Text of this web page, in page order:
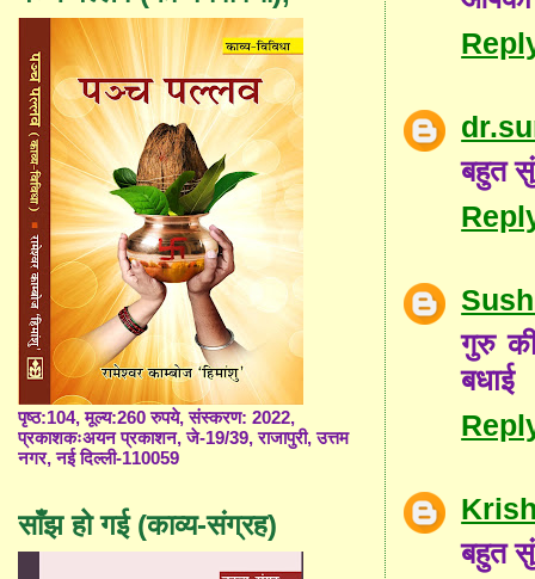
बहुत
गुरु की
बधाई
बहुत
पृष्ठ:104, मूल्य:260 रुपये, संस्करण: 2022,
प्रकाशकःअयन प्रकाशन, जे-19/39, राजापुरी, उत्तम
नगर, नई दिल्ली-110059
साँझ हो गई (काव्य-संग्रह)